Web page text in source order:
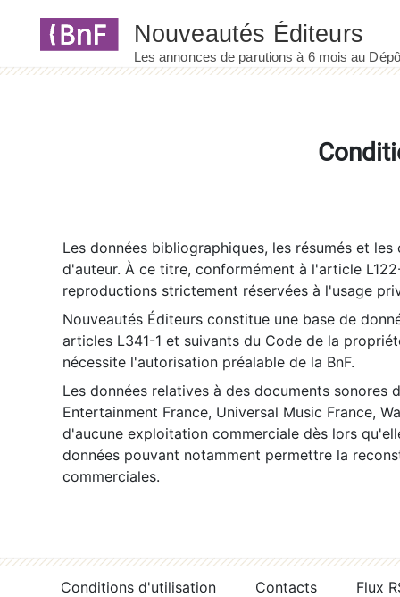
Les données bibliographiques, les résumés et
d'auteur. À ce titre, conformément à l'article
reproductions strictement réservées à l'usage
Nouveautés Éditeurs constitue une base de
articles L341-1 et suivants du Code de la
nécessite l'autorisation préalable de la BnF.
Les données relatives à des documents sonores
Entertainment France, Universal Music France,
d'aucune exploitation commerciale dès lors
données pouvant notamment permettre la
commerciales.
Conditions d'utilisation Contacts
Flux